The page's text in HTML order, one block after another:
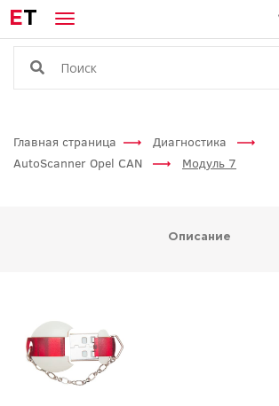
ET
Главная страница
Диагностика
AutoScanner Opel CAN
Модуль 7
Описание